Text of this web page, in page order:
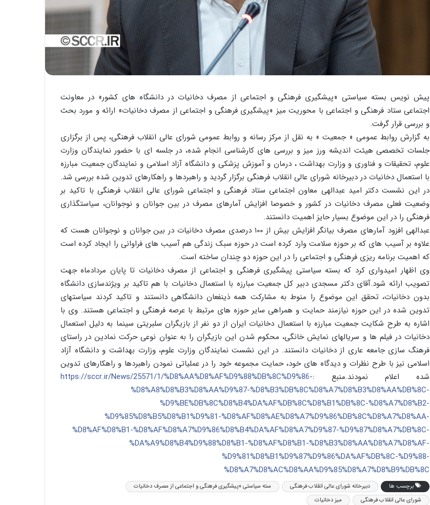
پیش نویس بسته سیاستی «پیشگیری فرهنگی و اجتماعی از مصرف دخانیات در دانشگاه های کشور» در معاونت
اجتماعی ستاد فرهنگی و اجتماعی با محوریت میز «پیشگیری فرهنگی و اجتماعی از مصرف دخانیات» ارائه و مورد بحث
و بررسی قرار گرفت.
به گزارش روابط عمومی « جمعیت » به نقل از مرکز رسانه و روابط عمومی شورای عالی انقلاب فرهنگی، پس از برگزاری
جلسات تخصصی هیئت اندیشه ورز میز و بررسی های کارشناسی انجام شده، در جلسه ای با حضور نمایندگان وزارت
علوم، تحقیقات و فناوری و وزارت بهداشت ، درمان و آموزش پزشکی و دانشگاه آزاد اسلامی و نمایندگان جمعیت مبارزه
با استعمال دخانیات در دبیرخانه شورای عالی انقلاب فرهنگی برگزار گردید و راهبردها و راهکارهای تدوین شده بررسی شد.
در این نشست دکتر امید عبدالهی معاون اجتماعی ستاد فرهنگی و اجتماعی شورای عالی انقلاب فرهنگی با تاکید بر
وضعیت فعلی مصرف دخانیات در کشور و خصوصا افزایش آمارهای مصرف در بین جوانان و نوجوانان، سیاستگذاری
فرهنگی را در این موضوع بسیار حایز اهمیت دانستند.
عبدالهی افزود آمارهای مصرف بیانگر افزایش بیش از ۱۰۰ درصدی مصرف دخانیات در بین جوانان و نوجوانان هست که
علاوه بر آسیب های که بر حوزه سلامت وارد کرده است در حوزه سبک زندگی هم آسیب های فراوانی را ایجاد کرده است
که اهمیت برنامه ریزی فرهنگی و اجتماعی را در این حوزه دو چندان ساخته است.
وی اظهار امیدواری کرد که بسته سیاستی پیشگیری فرهنگی و اجتماعی از مصرف دخانیات تا پایان مردادماه جهت
تصویب ارائه شود.آقای دکتر مسجدی دبیر کل جمعیت مبارزه با استعمال دخانیات با هم تاکید بر ویژندسازی دانشگاه
بدون دخانیات، تحقق این موضوع را منوط به مشارکت همه ذینفعان دانشگاهی دانستند و تاکید کردند سیاستهای
تدوین شده در این حوزه نیازمند حمایت و همراهی سایر حوزه های مرتبط با عرصه فرهنگی و اجتماعی هستند. وی با
اشاره به طرح شکایت جمعیت مبارزه با استعمال دخانیات ایران از دو نفر از بازیگران سلبریتی سینما به دلیل استعمال
دخانیات در فیلم ها و سریالهای نمایش خانگی، محکوم شدن این بازیگران را به عنوان نوعی حرکت نمادین در راستای
فرهنگ سازی جامعه عاری از دخانیات دانستند. در این نشست نمایندگان وزارت علوم، وزارت بهداشت و دانشگاه آزاد
اسلامی نیز با طرح نظرات و دیدگاه های خود، حمایت مجموعه خود را در عملیاتی نمودن راهبردها و راهکارهای تدوین
شده اعلام نمودند.منبع :https://sccr.ir/News/25571/1/%D8%AA%D8%AF%D9%88%DB%8C%D9%86-
%D8%A8%D8%B3%D8%AA%D9%87-%D8%B3%DB%8C%D8%A7%D8%B3%D8%AA%DB%8C-
%D9%BE%DB%8C%D8%B4%DA%AF%DB%8C%D8%B1%DB%8C-%D8%A7%D8%B2-
%D9%85%D8%B5%D8%B1%D9%81-%D8%AF%D8%AE%D8%A7%D9%86%DB%8C%D8%A7%D8%AA-
%D8%AF%D8%B1-%D8%AF%D8%A7%D9%86%D8%B4%DA%AF%D8%A7%D9%87-%D9%87%D8%A7%DB%8C-
%DA%A9%D8%B4%D9%88%D8%B1-%D8%AF%D8%B1-%D8%B3%D8%AA%D8%A7%D8%AF-
%D9%81%D8%B1%D9%87%D9%86%DA%AF%DB%8C-%D9%88-
%D8%A7%D8%AC%D8%AA%D9%85%D8%A7%D8%B9%DB%8C
برچسب ها دبیرخانه شورای عالی انقلاب فرهنگی
سته سیاستی «پیشگیری فرهنگی و اجتماعی از مصرف دخانیات
شورای عالی انقلاب فرهنگی
میز دخانیات